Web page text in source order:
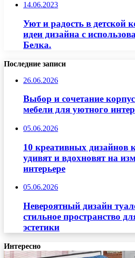
14.06.2023
Уют и радость в детской
идеи дизайна с
Белка.
Последние записи
26.06.2026
Выбор и сочетание
мебели для уютного
05.06.2026
10 креативных дизайнов
удивят и вдохновят на
интерьере
05.06.2026
Невероятный дизайн
стильное пространство
эстетики
Интересно